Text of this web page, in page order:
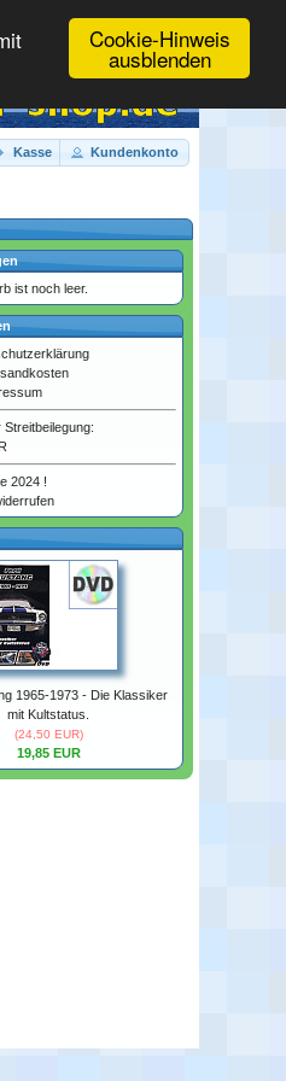
Cookie-Hinweis
ausblenden
Kasse Kundenkonto
ist noch leer.
2024 !
1965-1973 - Die Klassiker
mit Kultstatus.
(24,50 EUR)
19,85 EUR